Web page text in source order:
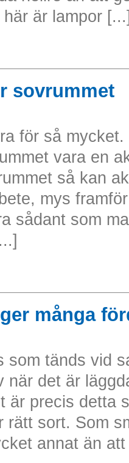
är lampor
sovrummet
för så
vara en
så kan
mys
sådant som
många
som tänds vid
när det är
är precis detta
rätt sort. Som
annat än